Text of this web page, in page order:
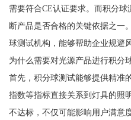
需要符合CE认证要求。而积分
断产品是否合格的关键依据之一
球测试机构，能够帮助企业规避
为什么需要对光源产品进行积分
首先，积分球测试能够提供精准
指数等指标直接关系到灯具的照
不达标，不仅可能影响用户满意